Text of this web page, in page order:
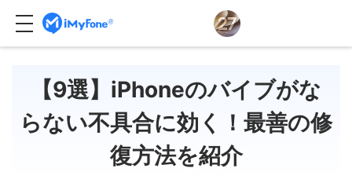
【9選】iPhoneのバイブがな
らない不具合に効く！最善の修
復方法を紹介